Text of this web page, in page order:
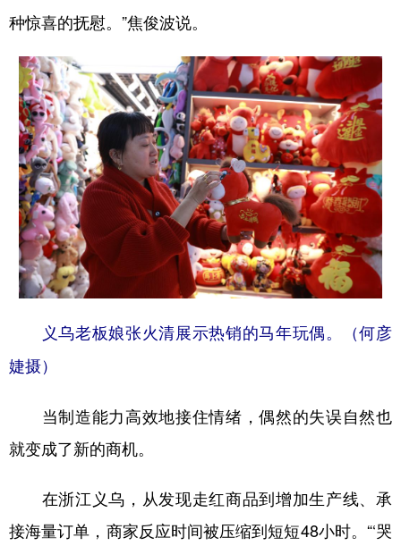
种惊喜的抚慰。”焦俊波说。
义乌老板娘张火清展示热销的马年玩偶。（何彦
婕摄）
当制造能力高效地接住情绪，偶然的失误自然也
就变成了新的商机。
在浙江义乌，从发现走红商品到增加生产线、承
接海量订单，商家反应时间被压缩到短短48小时。“‘哭